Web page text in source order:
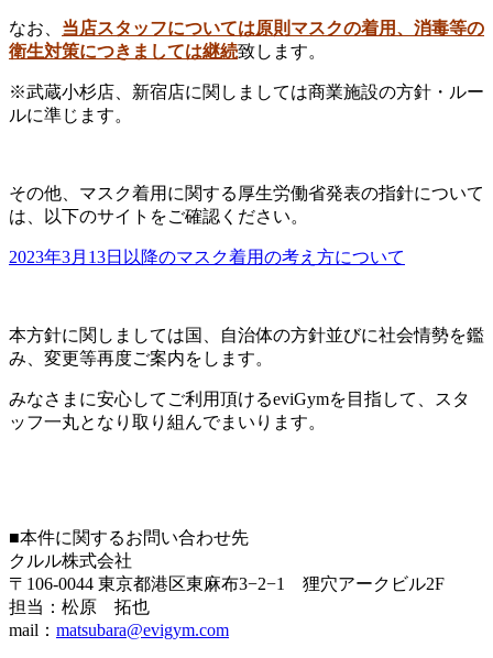
なお、 当店スタッフについては原則マスクの着用、消毒等の
衛生対策につきましては継続致します。
※武蔵小杉店、新宿店に関しましては商業施設の方針・ルー
ルに準じます。
その他、マスク着用に関する厚生労働省発表の指針について
は、以下のサイトをご確認ください。
2023年3月13日以降のマスク着用の考え方について
本方針に関しましては国、自治体の方針並びに社会情勢を鑑
み、変更等再度ご案内をします。
みなさまに安心してご利用頂けるeviGymを目指して、スタ
ッフ一丸となり取り組んでまいります。
■本件に関するお問い合わせ先
クルル株式会社
〒106-0044 東京都港区東麻布3−2−1 狸穴アークビル2F
担当：松原 拓也
mail： matsubara@evigym.com